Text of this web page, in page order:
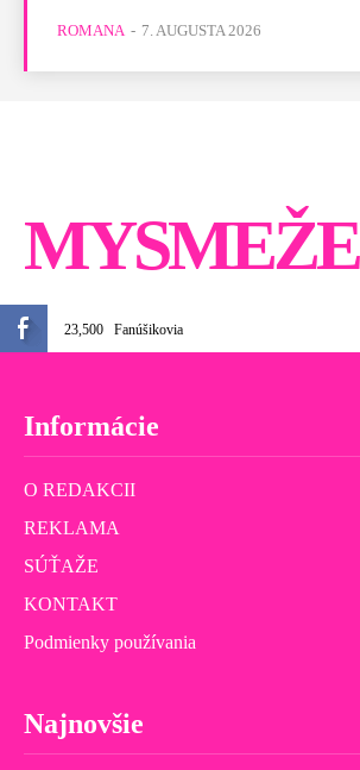
ROMANA - 7. AUGUSTA 2026
23,500 Fanúšikovia
Informácie
O REDAKCII
REKLAMA
SÚŤAŽE
KONTAKT
Podmienky používania
Najnovšie